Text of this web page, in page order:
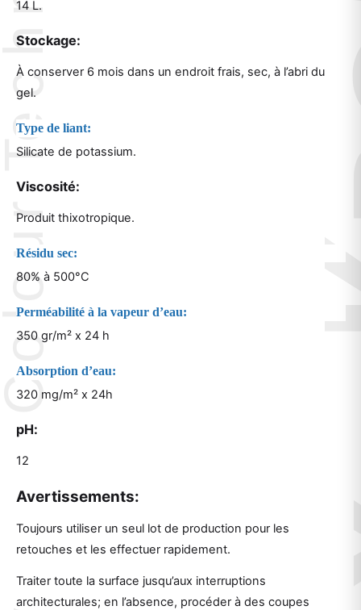
14 L.
Stockage:
À conserver 6 mois dans un endroit frais, sec, à l’abri du
gel.
Type de liant:
Silicate de potassium.
Viscosité:
Produit thixotropique.
Résidu sec:
80% à 500°C
Perméabilité à la vapeur d’eau:
350 gr/m² x 24 h
Absorption d’eau:
320 mg/m² x 24h
pH:
12
Avertissements:
Toujours utiliser un seul lot de production pour les
retouches et les effectuer rapidement.
Traiter toute la surface jusqu’aux interruptions
architecturales; en l’absence, procéder à des coupes